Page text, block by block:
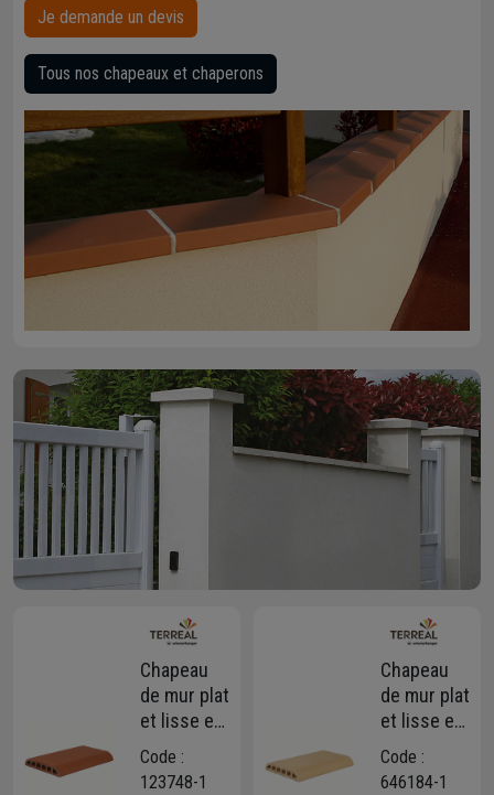
Je demande un devis
Tous nos chapeaux et chaperons
Chapeau
de mur plat
et lisse en
terre cuite
Terreal
Code :
123748-1
Chapeau
de mur plat
et lisse en
terre cuite
Terreal
Code :
646184-1